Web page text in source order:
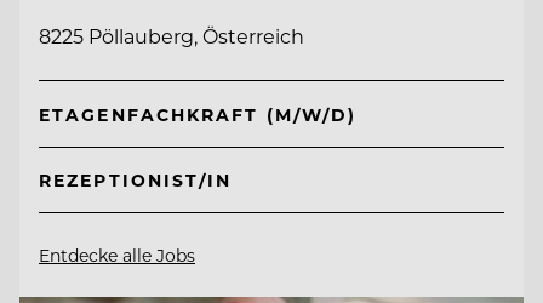
8225 Pöllauberg, Österreich
ETAGENFACHKRAFT (M/W/D)
REZEPTIONIST/IN
Entdecke alle Jobs